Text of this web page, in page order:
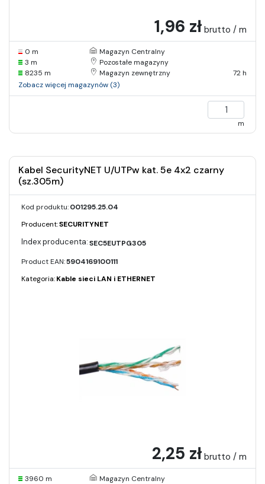
1,96 zł brutto / m
0 m
Magazyn Centralny
3 m
Pozostałe magazyny
8235 m
Magazyn zewnętrzny
72 h
Zobacz więcej magazynów (3)
m
Kabel SecurityNET U/UTPw kat. 5e 4x2 czarny
(sz.305m)
Kod produktu:001295.25.04
Producent:SECURITYNET
SEC5EUTPG305
Product EAN:5904169100111
Kategoria:Kable sieci LAN i ETHERNET
2,25 zł brutto / m
3960 m
Magazyn Centralny